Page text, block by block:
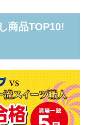
商品TOP10!